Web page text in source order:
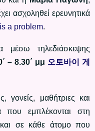
ασχοληθεί ερευνητικά
a problem.
τηλεδιάσκεψης
– 8.30΄ μμ 오토바이 게
γονείς, μαθήτριες και
εμπλέκονται στη
σε κάθε άτομο που